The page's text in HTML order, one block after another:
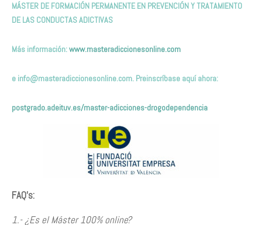
MÁSTER DE FORMACIÓN PERMANENTE EN PREVENCIÓN Y TRATAMIENTO
DE LAS CONDUCTAS ADICTIVAS
Más información:www.masteradiccionesonline.com
e info@masteradiccionesonline.com. Preinscríbase aquí ahora:
postgrado.adeituv.es/master-adicciones-drogodependencia
FAQ’s:
1.- ¿Es el Máster 100% online?